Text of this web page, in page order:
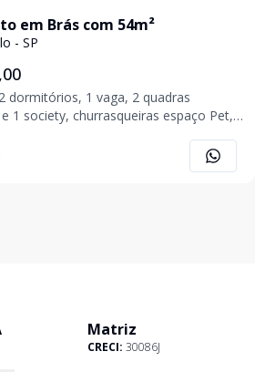
em Brás com 54m²
- SP
dormitórios, 1 vaga, 2 quadras
1 society, churrasqueiras espaço Pet,
Condomínio:.R$590,00
incluso água e gás IPTU:.R$100,00 Apartamento
Matriz
CRECI: 30086J